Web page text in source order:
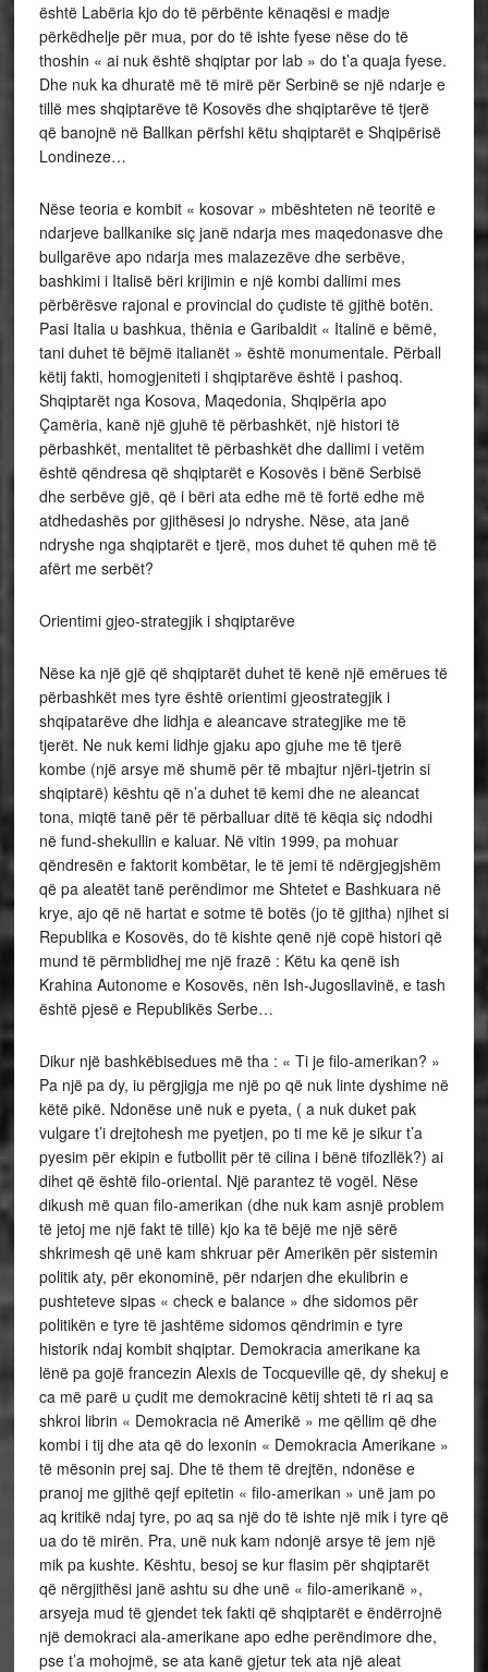
është Labëria kjo do të përbënte kënaqësi e madje
përkëdhelje për mua, por do të ishte fyese nëse do të
thoshin « ai nuk është shqiptar por lab » do t’a quaja fyese.
Dhe nuk ka dhuratë më të mirë për Serbinë se një ndarje e
tillë mes shqiptarëve të Kosovës dhe shqiptarëve të tjerë
që banojnë në Ballkan përfshi këtu shqiptarët e Shqipërisë
Londineze…
Nëse teoria e kombit « kosovar » mbështeten në teoritë e
ndarjeve ballkanike siç janë ndarja mes maqedonasve dhe
bullgarëve apo ndarja mes malazezëve dhe serbëve,
bashkimi i Italisë bëri krijimin e një kombi dallimi mes
përbërësve rajonal e provincial do çudiste të gjithë botën.
Pasi Italia u bashkua, thënia e Garibaldit « Italinë e bëmë,
tani duhet të bëjmë italianët » është monumentale. Përball
këtij fakti, homogjeniteti i shqiptarëve është i pashoq.
Shqiptarët nga Kosova, Maqedonia, Shqipëria apo
Çamëria, kanë një gjuhë të përbashkët, një histori të
përbashkët, mentalitet të përbashkët dhe dallimi i vetëm
është qëndresa që shqiptarët e Kosovës i bënë Serbisë
dhe serbëve gjë, që i bëri ata edhe më të fortë edhe më
atdhedashës por gjithësesi jo ndryshe. Nëse, ata janë
ndryshe nga shqiptarët e tjerë, mos duhet të quhen më të
afërt me serbët?
Orientimi gjeo-strategjik i shqiptarëve
Nëse ka një gjë që shqiptarët duhet të kenë një emërues të
përbashkët mes tyre është orientimi gjeostrategjik i
shqipatarëve dhe lidhja e aleancave strategjike me të
tjerët. Ne nuk kemi lidhje gjaku apo gjuhe me të tjerë
kombe (një arsye më shumë për të mbajtur njëri-tjetrin si
shqiptarë) kështu që n’a duhet të kemi dhe ne aleancat
tona, miqtë tanë për të përballuar ditë të këqia siç ndodhi
në fund-shekullin e kaluar. Në vitin 1999, pa mohuar
qëndresën e faktorit kombëtar, le të jemi të ndërgjegjshëm
që pa aleatët tanë perëndimor me Shtetet e Bashkuara në
krye, ajo që në hartat e sotme të botës (jo të gjitha) njihet si
Republika e Kosovës, do të kishte qenë një copë histori që
mund të përmblidhej me një frazë : Këtu ka qenë ish
Krahina Autonome e Kosovës, nën Ish-Jugosllavinë, e tash
është pjesë e Republikës Serbe…
Dikur një bashkëbisedues më tha : « Ti je filo-amerikan? »
Pa një pa dy, iu përgjigja me një po që nuk linte dyshime në
këtë pikë. Ndonëse unë nuk e pyeta, ( a nuk duket pak
vulgare t’i drejtohesh me pyetjen, po ti me kë je sikur t’a
pyesim për ekipin e futbollit për të cilina i bënë tifozllëk?) ai
dihet që është filo-oriental. Një parantez të vogël. Nëse
dikush më quan filo-amerikan (dhe nuk kam asnjë problem
të jetoj me një fakt të tillë) kjo ka të bëjë me një sërë
shkrimesh që unë kam shkruar për Amerikën për sistemin
politik aty, për ekonominë, për ndarjen dhe ekulibrin e
pushteteve sipas « check e balance » dhe sidomos për
politikën e tyre të jashtëme sidomos qëndrimin e tyre
historik ndaj kombit shqiptar. Demokracia amerikane ka
lënë pa gojë francezin Alexis de Tocqueville që, dy shekuj e
ca më parë u çudit me demokracinë këtij shteti të ri aq sa
shkroi librin « Demokracia në Amerikë » me qëllim që dhe
kombi i tij dhe ata që do lexonin « Demokracia Amerikane »
të mësonin prej saj. Dhe të them të drejtën, ndonëse e
pranoj me gjithë qejf epitetin « filo-amerikan » unë jam po
aq kritikë ndaj tyre, po aq sa një do të ishte një mik i tyre që
ua do të mirën. Pra, unë nuk kam ndonjë arsye të jem një
mik pa kushte. Kështu, besoj se kur flasim për shqiptarët
që nërgjithësi janë ashtu su dhe unë « filo-amerikanë »,
arsyeja mud të gjendet tek fakti që shqiptarët e ëndërrojnë
një demokraci ala-amerikane apo edhe perëndimore dhe,
pse t’a mohojmë, se ata kanë gjetur tek ata një aleat